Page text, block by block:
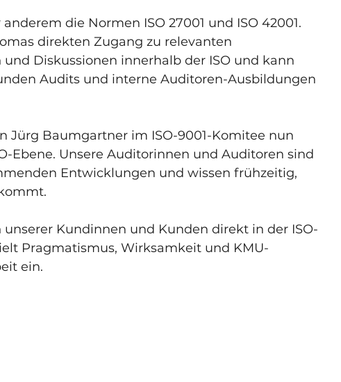
die Normen ISO 27001 und ISO 42001.
direkten Zugang zu relevanten
Diskussionen innerhalb der ISO und kann
Audits und interne Auditoren-Ausbildungen
Jürg Baumgartner im ISO-9001-Komitee nun
Ebene. Unsere Auditorinnen und Auditoren sind
Entwicklungen und wissen frühzeitig,
Kundinnen und Kunden direkt in der ISO-
Pragmatismus, Wirksamkeit und KMU-
ein.